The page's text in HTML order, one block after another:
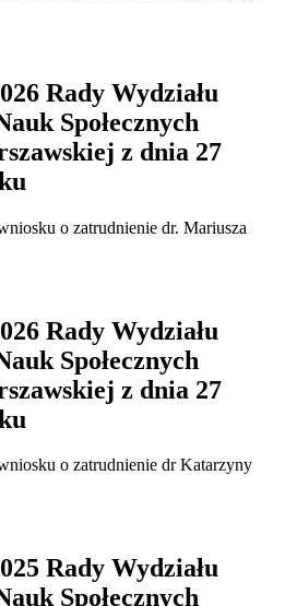
Rady Wydziału
Społecznych
z dnia 27
o zatrudnienie dr. Mariusza
Rady Wydziału
Społecznych
z dnia 27
o zatrudnienie dr Katarzyny
Rady Wydziału
Społecznych